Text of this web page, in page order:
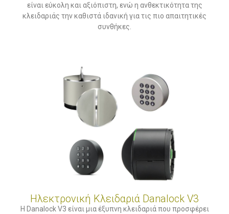
είναι εύκολη και αξιόπιστη, ενώ η ανθεκτικότητα της
κλειδαριάς την καθιστά ιδανική για τις πιο απαιτητικές
συνθήκες.
Ηλεκτρονική Κλειδαριά Danalock V3
Η Danalock V3 είναι μια έξυπνη κλειδαριά που προσφέρει